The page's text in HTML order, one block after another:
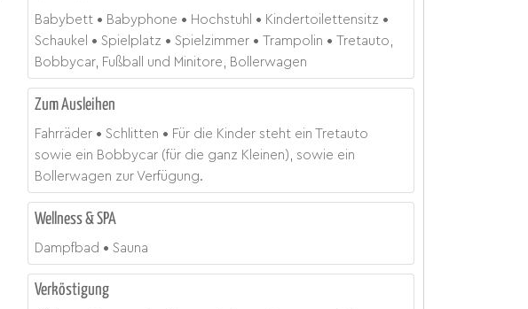
Babybett Babyphone Hochstuhl
Kindertoilettensitz
Schaukel
Spielplatz Spielzimmer Trampolin
Tretauto,
Bobbycar, Fußball und Minitore, Bollerwagen
Zum Ausleihen
Fahrräder Schlitten
Für die Kinder steht ein Tretauto
sowie ein Bobbycar (für die ganz Kleinen), sowie ein
Bollerwagen zur Verfügung.
Wellness & SPA
Dampfbad Sauna
Verköstigung